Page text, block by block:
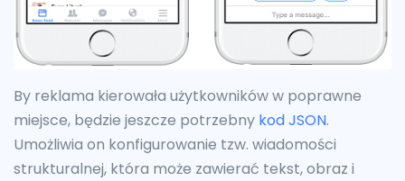
By reklama kierowała użytkowników w poprawne
miejsce, będzie jeszcze potrzebny kod JSON.
Umożliwia on konfigurowanie tzw. wiadomości
strukturalnej, która może zawierać tekst, obraz i